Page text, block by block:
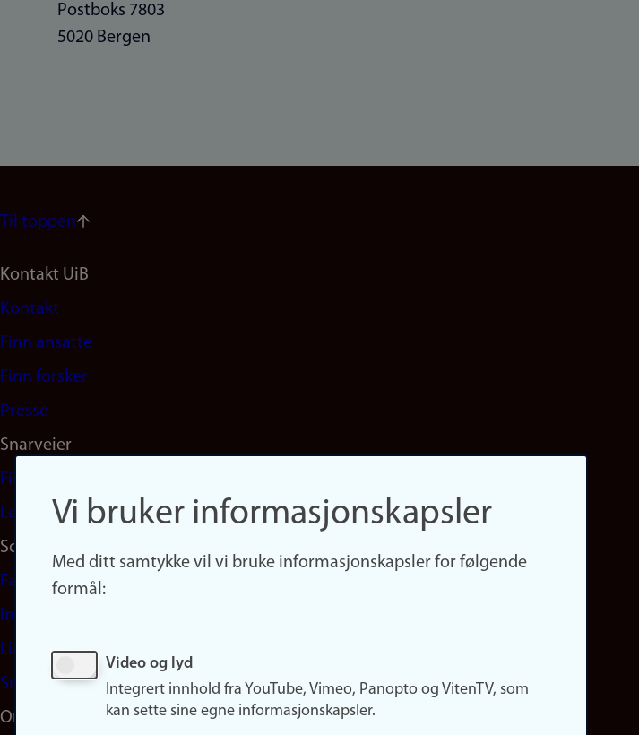
Postboks 7803
5020 Bergen
Til toppen
Footer
navigation
(no)
Kontakt UiB
Kontakt
Finn ansatte
Finn forsker
Presse
Snarveier
Finn studier
Ledige stillinger
Sosiale medier
Facebook
Instagram
LinkedIn
Snapchat
Om nettstedet
Vi bruker informasjonskapsler
Med ditt samtykke vil vi bruke informasjonskapsler for følgende
formål:
Video og lyd
Integrert innhold fra YouTube, Vimeo, Panopto og VitenTV, som
kan sette sine egne informasjonskapsler.